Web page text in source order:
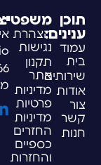
תוכן
ענינים:
עמוד
בית
שירותים
אודות
צור
קשר
חנות
משפטי:
הצהרת
נגישות
תקנון
אתר
מדיניות
פרטיות
מדיניות
החזרים
כספיים
והחזרות